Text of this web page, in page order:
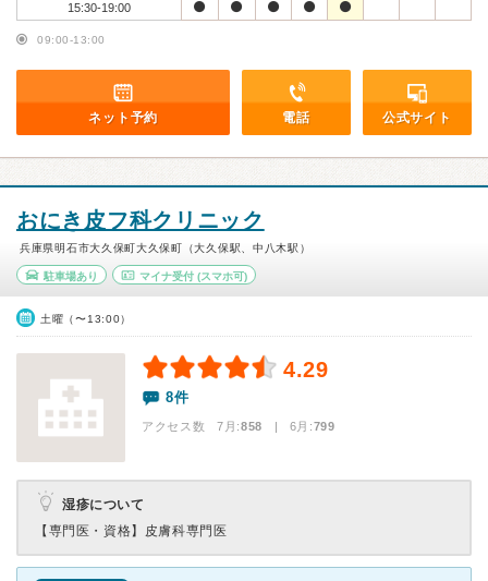
15:30-19:00
09:00-13:00
ネット予約 電話 公式サイト
おにき皮フ科クリニック
兵庫県明石市大久保町大久保町（大久保駅、中八木駅）
駐車場あり マイナ受付(スマホ可)
土曜（〜13:00）
4.29
8件
アクセス数 7月:858 | 6月:799
湿疹について
【専門医・資格】 皮膚科専門医